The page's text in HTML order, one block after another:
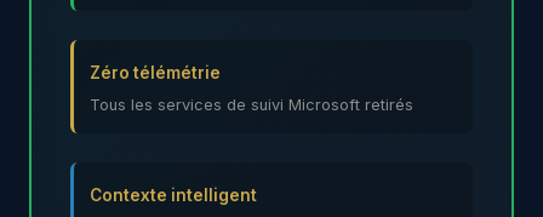
Zéro télémétrie
Tous les services de suivi Microsoft retirés
Contexte intelligent